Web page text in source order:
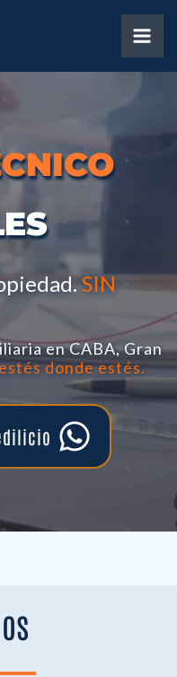
SIN
en CABA, Gran
donde estés.